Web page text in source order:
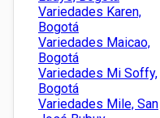
Variedades Karen,
Bogotá
Variedades Maicao,
Bogotá
Variedades Mi Soffy,
Bogotá
Variedades Mile, San